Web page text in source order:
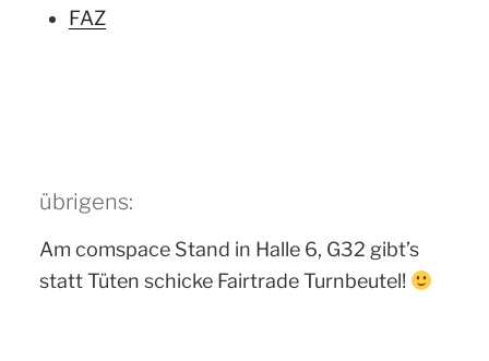
FAZ
übrigens:
Am comspace Stand in Halle 6, G32 gibt’s
statt Tüten schicke Fairtrade Turnbeutel!